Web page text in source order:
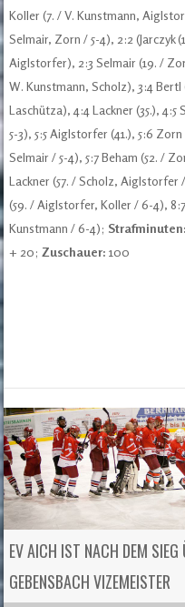
Koller (7. / V. Kunstmann,
Selmair, Zorn / 5-4), 2:2 (Jarczyk
Aiglstorfer), 2:3 Selmair (19. /
W. Kunstmann, Scholz), 3:4 Bertl
Laschütza), 4:4 Lackner (35.), 4:5
5-3), 5:5 Aiglstorfer (41.), 5:6
Selmair / 5-4), 5:7 Beham (52. /
Lackner (57. / Scholz, Aiglstorfer
(59. / Aiglstorfer, Koller / 6-4),
Kunstmann / 6-4); Strafminuten:
+ 20;Zuschauer: 100
EV AICH IST NACH DEM SIEG
GEBENSBACH VIZEMEISTER